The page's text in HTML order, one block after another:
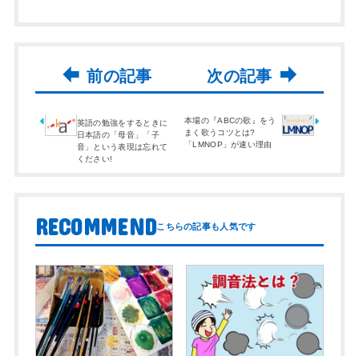
英語の勉強をするときに
日本語の「母音」「子
音」という表現は忘れて
ください!
本場の『ABCの歌』をう
まく歌うコツとは?
「LMNOP」が速い理由
RECOMMEND